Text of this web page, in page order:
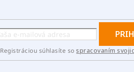
Registráciou súhlasíte sospracovaním